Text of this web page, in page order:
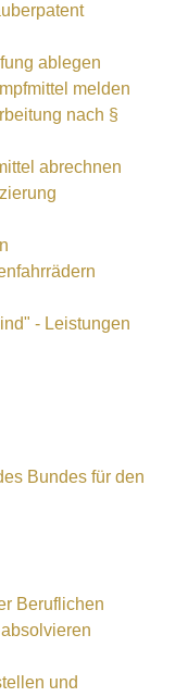
ablegen
melden
nach §
abrechnen
- Leistungen
Bundes für den
Beruflichen
und